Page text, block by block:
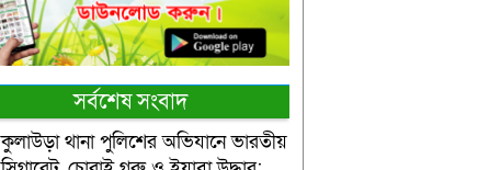
সর্বশেষ সংবাদ
কুলাউড়া থানা পুলিশের অভিযানে ভারতীয়